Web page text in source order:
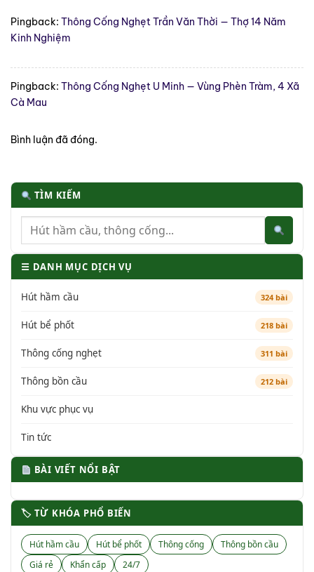
Pingback: Thông Cống Nghẹt Trần Văn Thời — Thợ 14 Năm
Kinh Nghiệm
Pingback: Thông Cống Nghẹt U Minh — Vùng Phèn Tràm, 4 Xã
Cà Mau
Bình luận đã đóng.
TÌM KIẾM
☰ DANH MỤC DỊCH VỤ
Hút hầm cầu 324 bài
Hút bể phốt 218 bài
Thông cống nghẹt 311 bài
Thông bồn cầu 212 bài
Khu vực phục vụ
Tin tức
BÀI VIẾT NỔI BẬT
🏷 TỪ KHÓA PHỔ BIẾN
Hút hầm cầu Hút bể phốt Thông cống
Thông bồn cầu
Giá rẻ
Khẩn cấp 24/7